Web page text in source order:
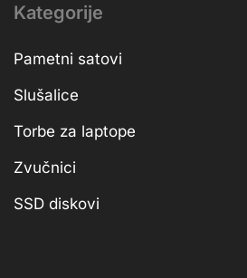
Kategorije
Pametni satovi
Slušalice
Torbe za laptope
Zvučnici
SSD diskovi